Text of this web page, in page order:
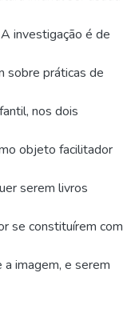
investigação é de
sobre práticas de
nos dois
objeto facilitador
serem livros
se constituírem com
imagem, e serem